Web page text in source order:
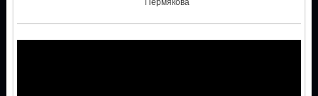
Пермякова